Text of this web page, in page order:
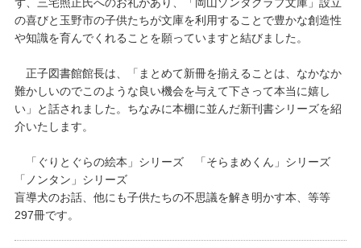
の喜びと玉野市の子供たちが文庫を利用することで豊かな創造性
や知識を育んでくれることを願っていますと結びました。
正子図書館館長は、「まとめて新冊を揃えることは、なかなか
難かしいのでこのような良い機会を与えて下さって本当に嬉し
い」と話されました。ちなみに本棚に並んだ新刊書シリーズを紹
介いたします。
「ぐりとぐらの絵本」シリーズ 「そらまめくん」シリーズ
「ノンタン」シリーズ
盲導犬のお話、他にも子供たちの不思議を解き明かす本、等等
297冊です。